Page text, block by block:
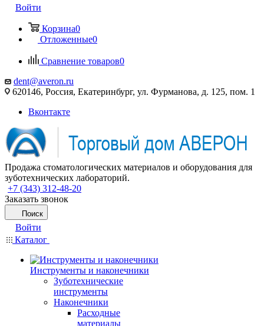
Войти
Корзина0
Отложенные0
Сравнение товаров0
dent@averon.ru
620146, Россия, Екатеринбург, ул. Фурманова, д. 125, пом. 1
Вконтакте
Продажа стоматологических материалов и оборудования для
зуботехнических лабораторий.
+7 (343) 312-48-20
Заказать звонок
Поиск
Войти
Каталог
Инструменты и наконечники
Зуботехнические
инструменты
Наконечники
Расходные
материалы